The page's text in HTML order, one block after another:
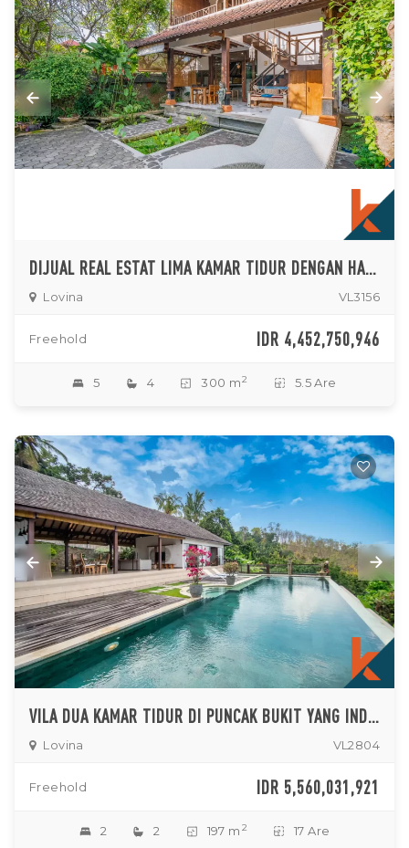
DIJUAL REAL ESTAT LIMA KAMAR TIDUR DENGAN HAK MILIK DI LOVINA
Lovina VL3156
Freehold IDR 4,452,750,946
5 4 300 m 2 5.5 Are
VILA DUA KAMAR TIDUR DI PUNCAK BUKIT YANG INDAH DENGAN PEMANDANGAN LAUT YANG MENAKJUBKAN
Lovina VL2804
Freehold IDR 5,560,031,921
2 2 197 m 2 17 Are